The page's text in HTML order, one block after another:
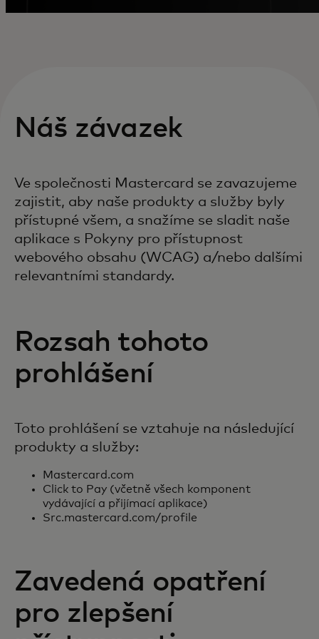
Náš závazek
Ve společnosti Mastercard se zavazujeme
zajistit, aby naše produkty a služby byly
přístupné všem, a snažíme se sladit naše
aplikace s Pokyny pro přístupnost
webového obsahu (WCAG) a/nebo dalšími
relevantními standardy.
Rozsah tohoto
prohlášení
Toto prohlášení se vztahuje na následující
produkty a služby:
Mastercard.com
Click to Pay (včetně všech komponent
vydávající a přijímací aplikace)
Src.mastercard.com/profile
Zavedená opatření
pro zlepšení